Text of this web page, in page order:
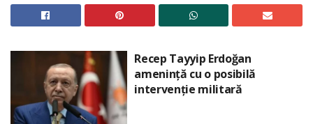
Recep Tayyip Erdoğan
amenință cu o posibilă
intervenție militară